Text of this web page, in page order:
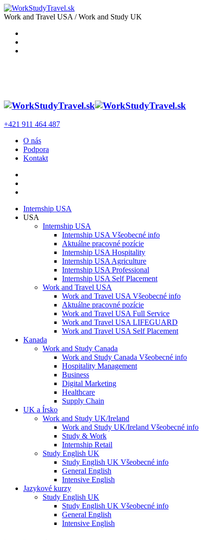
Work and Travel USA / Work and Study UK
+421 911 464 487
O nás
Podpora
Kontakt
Internship USA
USA
Internship USA
Internship USA Všeobecné info
Aktuálne pracovné pozície
Internship USA Hospitality
Internship USA Agriculture
Internship USA Professional
Internship USA Self Placement
Work and Travel USA
Work and Travel USA Všeobecné info
Aktuálne pracovné pozície
Work and Travel USA Full Service
Work and Travel USA LIFEGUARD
Work and Travel USA Self Placement
Kanada
Work and Study Canada
Work and Study Canada Všeobecné info
Hospitality Management
Business
Digital Marketing
Healthcare
Supply Chain
UK a Írsko
Work and Study UK/Ireland
Work and Study UK/Ireland Všeobecné info
Study & Work
Internship Retail
Study English UK
Study English UK Všeobecné info
General English
Intensive English
Jazykové kurzy
Study English UK
Study English UK Všeobecné info
General English
Intensive English